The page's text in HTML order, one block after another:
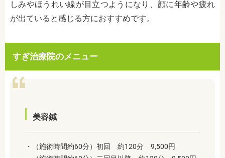
しみやほうれい線が目立つようになり、顔に年齢や疲れ
が出ていると感じる方におすすめです。
すぎ治療院のメニュー
美容鍼
・（施術時間約60分）初回 約120分 9,500円